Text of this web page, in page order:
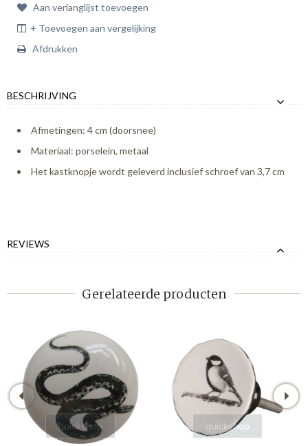
Aan verlanglijst toevoegen
+ Toevoegen aan vergelijking
Afdrukken
BESCHRIJVING
Afmetingen: 4 cm (doorsnee)
Materiaal: porselein, metaal
Het kastknopje wordt geleverd inclusief schroef van 3,7 cm
REVIEWS
Gerelateerde producten
quickshop quickshop